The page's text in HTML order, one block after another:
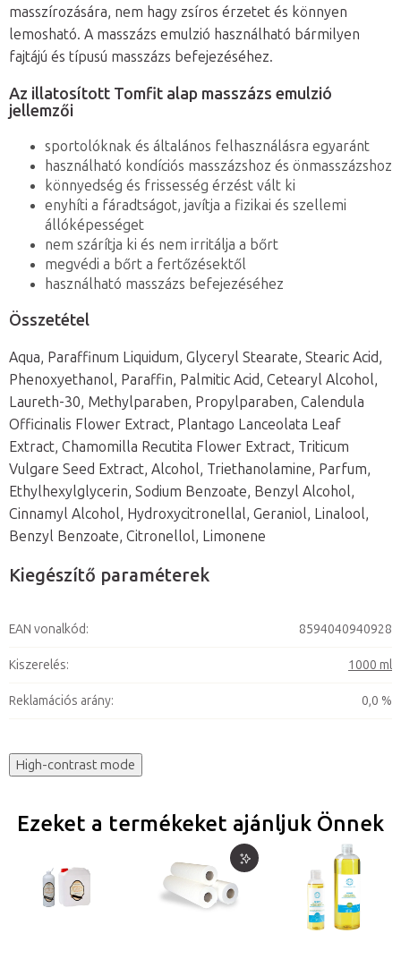
masszírozására, nem hagy zsíros érzetet és könnyen
lemosható. A masszázs emulzió használható bármilyen
fajtájú és típusú masszázs befejezéséhez.
Az illatosított Tomfit alap masszázs emulzió
jellemzői
sportolóknak és általános felhasználásra egyaránt
használható kondíciós masszázshoz és önmasszázshoz
könnyedség és frissesség érzést vált ki
enyhíti a fáradtságot, javítja a fizikai és szellemi
állóképességet
nem szárítja ki és nem irritálja a bőrt
megvédi a bőrt a fertőzésektől
használható masszázs befejezéséhez
Összetétel
Aqua, Paraffinum Liquidum, Glyceryl Stearate, Stearic Acid,
Phenoxyethanol, Paraffin, Palmitic Acid, Cetearyl Alcohol,
Laureth-30, Methylparaben, Propylparaben, Calendula
Officinalis Flower Extract, Plantago Lanceolata Leaf
Extract, Chamomilla Recutita Flower Extract, Triticum
Vulgare Seed Extract, Alcohol, Triethanolamine, Parfum,
Ethylhexylglycerin, Sodium Benzoate, Benzyl Alcohol,
Cinnamyl Alcohol, Hydroxycitronellal, Geraniol, Linalool,
Benzyl Benzoate, Citronellol, Limonene
Kiegészítő paraméterek
EAN vonalkód: 8594040940928
Kiszerelés: 1000 ml
Reklamációs arány: 0,0 %
High-contrast mode
Ezeket a termékeket ajánljuk Önnek